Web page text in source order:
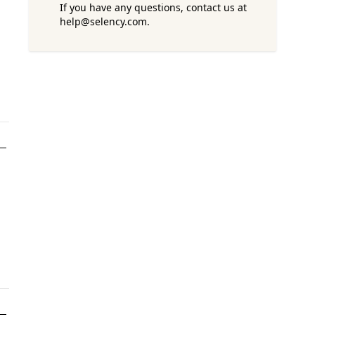
If you have any questions, contact us at
help@selency.com.